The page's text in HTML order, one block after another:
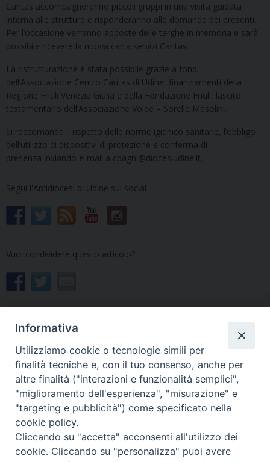
Caritas accompagneranno piccoli gruppi in una visita guidata
interna alle strutture e risponderanno alle domande dei presenti.
Per l’occasione verranno apposte delle targhe in memoria e sarà
possibile ricevere la nuova carta servizi Caritas.
La ristrutturazione è stata possibile grazie a fondi
dell’Associazione Centro Caritas di Udine, finanziamenti della
Regione Friuli Venezia Giulia e della Fondazione Friuli, lascito
testamentario dell’Associazione Volpe – Sorelle Masolini.
Si raccomanda il rispetto delle norme igienico sanitarie, l’obbligo
dell’utilizzo di dispositivi di protezione e conferma di
presenza inviando e-mail a cpagni@diocesiudine.it.
Segui l'Arcidiocesi di Udine sui social
Vuoi condividere questo articolo?
Al via un nuovo anno di
studi della Spes
Ripresa della catechesi: le
indicazioni della CEI
Copyright © Arcidiocesi di Udine 2018
Informativa
Utilizziamo cookie o tecnologie simili per
finalità tecniche e, con il tuo consenso, anche per
altre finalità ("interazioni e funzionalità semplici",
"miglioramento dell'esperienza", "misurazione" e
"targeting e pubblicità") come specificato nella
cookie policy.
Cliccando su "accetta" acconsenti all'utilizzo dei
cookie. Cliccando su "personalizza" puoi avere